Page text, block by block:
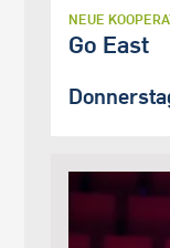
NEUE
Go East